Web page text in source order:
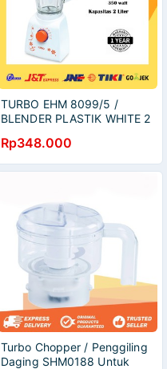
TURBO EHM 8099/5 /
BLENDER PLASTIK WHITE 2
EHM8099
Rp348.000
Turbo Chopper / Penggiling
Daging SHM0188 Untuk